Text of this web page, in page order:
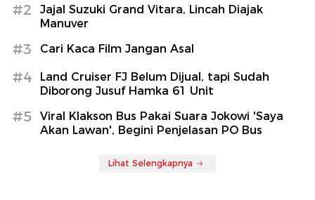
#2
Jajal Suzuki Grand Vitara, Lincah Diajak
Manuver
#3 Cari Kaca Film Jangan Asal
#4
Land Cruiser FJ Belum Dijual, tapi Sudah
Diborong Jusuf Hamka 61 Unit
#5
Viral Klakson Bus Pakai Suara Jokowi 'Saya
Akan Lawan', Begini Penjelasan PO Bus
Lihat Selengkapnya